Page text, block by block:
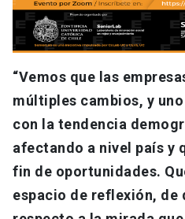
“Vemos que las
múltiples cambios, y
con la tendencia
afectando a nivel país y
fin de oportunidades.
espacio de reflexión, de